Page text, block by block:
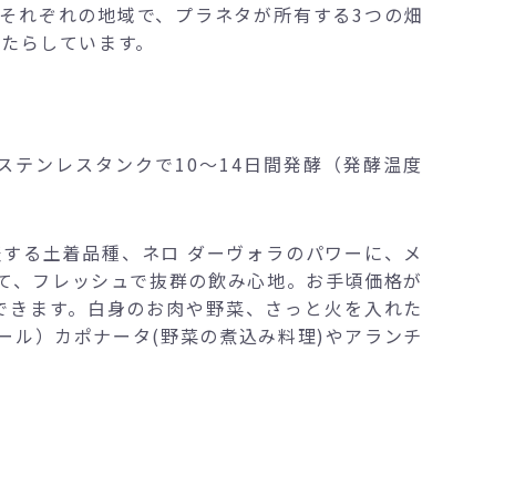
れぞれの地域で、プラネタが所有する3つの畑
しています。
テンレスタンクで10～14日間発酵（発酵温度
る土着品種、ネロ ダーヴォラのパワーに、メ
フレッシュで抜群の飲み心地。お手頃価格が
ます。白身のお肉や野菜、さっと火を入れた
ル）カポナータ(野菜の煮込み料理)やアランチ